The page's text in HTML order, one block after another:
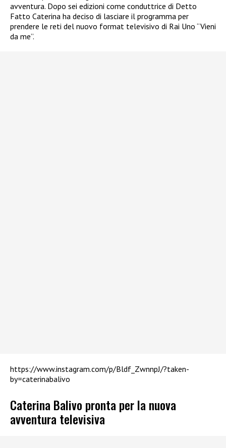
avventura. Dopo sei edizioni come conduttrice di Detto
Fatto Caterina ha deciso di lasciare il programma per
prendere le reti del nuovo format televisivo di Rai Uno “Vieni
da me”.
https://www.instagram.com/p/Bldf_ZwnnpJ/?taken-
by=caterinabalivo
Caterina Balivo pronta per la nuova
avventura televisiva